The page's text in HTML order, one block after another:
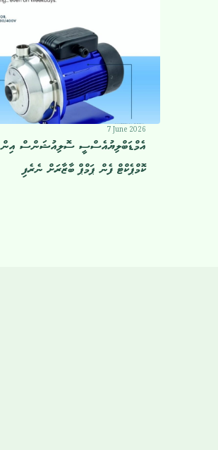
7 June 2026
އެމްޑަބްލިޔުއެސްސީ ސޮލިއުޝަންސް އިން
ކޮމްޕެކްޓް ފެން ޕަމްޕް ބާޒާރަށް ނެރެފި